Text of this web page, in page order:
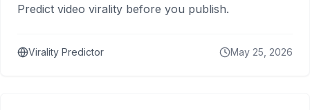
Predict video virality before you publish.
Virality Predictor May 25, 2026